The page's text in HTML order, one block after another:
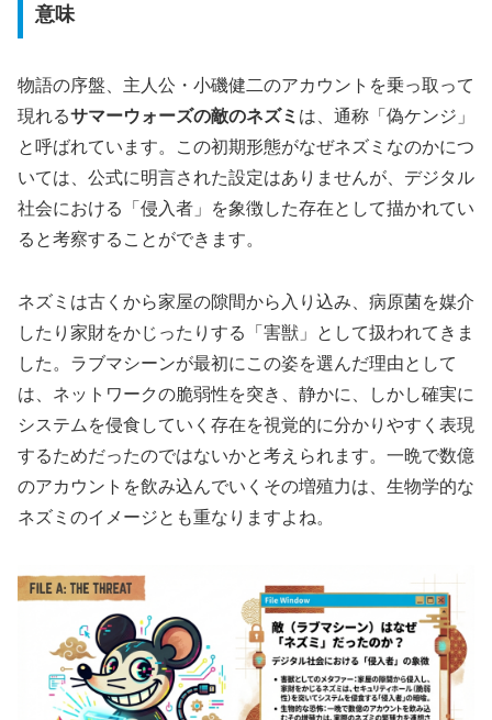
意味
物語の序盤、主人公・小磯健二のアカウントを乗っ取って
現れるサマーウォーズの敵のネズミ は、通称「偽ケンジ」
と呼ばれています。この初期形態がなぜネズミなのかにつ
いては、公式に明言された設定はありませんが、デジタル
社会における「侵入者」を象徴した存在として描かれてい
ると考察することができます。
ネズミは古くから家屋の隙間から入り込み、病原菌を媒介
したり家財をかじったりする「害獣」として扱われてきま
した。ラブマシーンが最初にこの姿を選んだ理由として
は、 ネットワークの脆弱性を突き、静かに、しかし確実に
システムを侵食していく存在を視覚的に分かりやすく表現
するためだったのではないかと考えられます。一晩で数億
のアカウントを飲み込んでいくその増殖力は、生物学的な
ネズミのイメージとも重なりますよね。